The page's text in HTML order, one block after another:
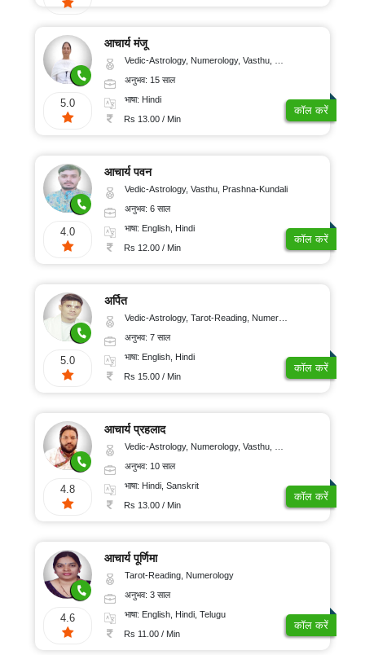
5.0
आचार्य मंजू
Vedic-Astrology, Numerology, Vasthu, Nadi-Astrology, Psychology, Medical-Astrology
अनुभव: 15 साल
भाषा: Hindi
Rs 13.00 / Min
कॉल करें
4.0
आचार्य पवन
Vedic-Astrology, Vasthu, Prashna-Kundali
अनुभव: 6 साल
भाषा: English, Hindi
Rs 12.00 / Min
कॉल करें
5.0
अर्पित
Vedic-Astrology, Tarot-Reading, Numerology, Psychology
अनुभव: 7 साल
भाषा: English, Hindi
Rs 15.00 / Min
कॉल करें
4.8
आचार्य प्रहलाद
Vedic-Astrology, Numerology, Vasthu, Nadi-Astrology, Psychology, Medical-Astrology, Tree-Astrology
अनुभव: 10 साल
भाषा: Hindi, Sanskrit
Rs 13.00 / Min
कॉल करें
4.6
आचार्य पूर्णिमा
Tarot-Reading, Numerology
अनुभव: 3 साल
भाषा: English, Hindi, Telugu
Rs 11.00 / Min
कॉल करें